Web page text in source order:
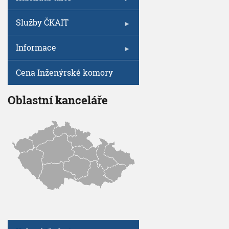
Služby ČKAIT
Informace
Cena Inženýrské komory
Oblastní kanceláře